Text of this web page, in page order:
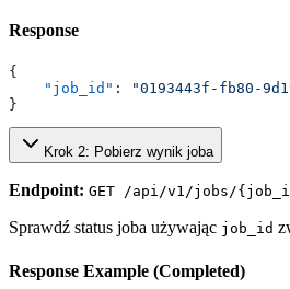
Response
{
    "job_id"
:
"0193443f-fb80-
}
Krok 2: Pobierz wynik joba
Endpoint: GET /api/v1/jobs/
Sprawdź status joba używając job_id
Response Example (Completed)